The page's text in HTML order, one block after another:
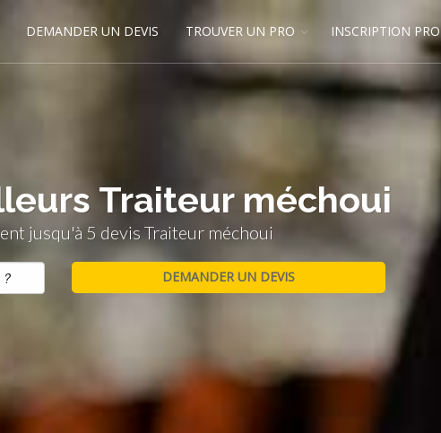
DEMANDER UN DEVIS TROUVER UN PRO INSCRIPTION PRO
Traiteur méchoui
jusqu'à 5 devis Traiteur méchoui